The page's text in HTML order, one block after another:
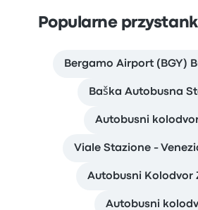
Popularne
Bergamo Airport (BGY)
Baška Autobusna
Autobusni
Viale Stazione -
Autobusni Kolodvor
Autobusni